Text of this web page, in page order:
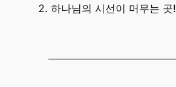
하나님의 시선이 머무는 곳!